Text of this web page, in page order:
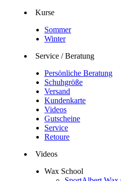
Kurse
Sommer
Winter
Service / Beratung
Persönliche Beratung
Schuhgröße
Versand
Kundenkarte
Videos
Gutscheine
Service
Retoure
Videos
Wax School